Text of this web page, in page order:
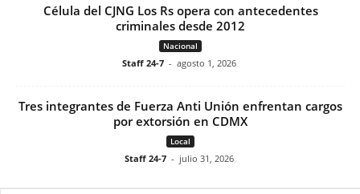
Célula del CJNG Los Rs opera con antecedentes
criminales desde 2012
Nacional
Staff 24-7 - agosto 1, 2026
Tres integrantes de Fuerza Anti Unión enfrentan cargos
por extorsión en CDMX
Local
Staff 24-7 - julio 31, 2026